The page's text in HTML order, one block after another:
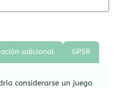
adicional GPSR
considerarse un juego